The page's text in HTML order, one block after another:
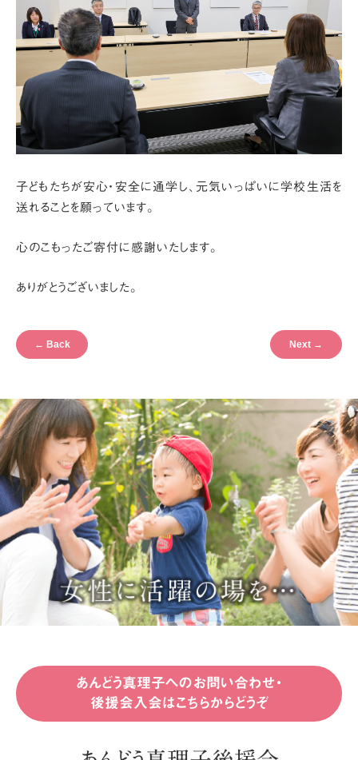
子どもたちが安心・安全に通学し、元気いっぱいに学校生活を
送れることを願っています。
心のこもったご寄付に感謝いたします。
ありがとうございました。
← Back Next →
あんどう真理子へのお問い合わせ・
後援会入会はこちらからどうぞ